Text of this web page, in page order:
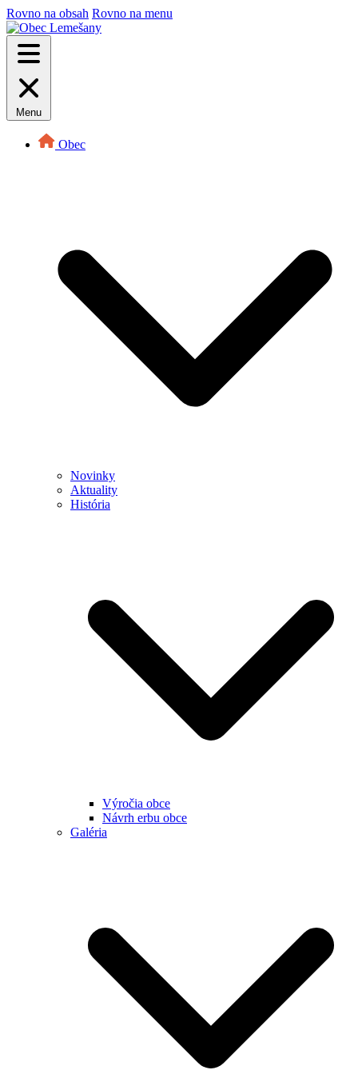
Rovno na obsah Rovno na menu
Menu
Obec
Novinky
Aktuality
História
Výročia obce
Návrh erbu obce
Galéria